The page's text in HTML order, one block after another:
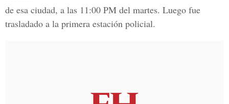
de esa ciudad, a las 11:00 PM del martes. Luego fue
trasladado a la primera estación policial.